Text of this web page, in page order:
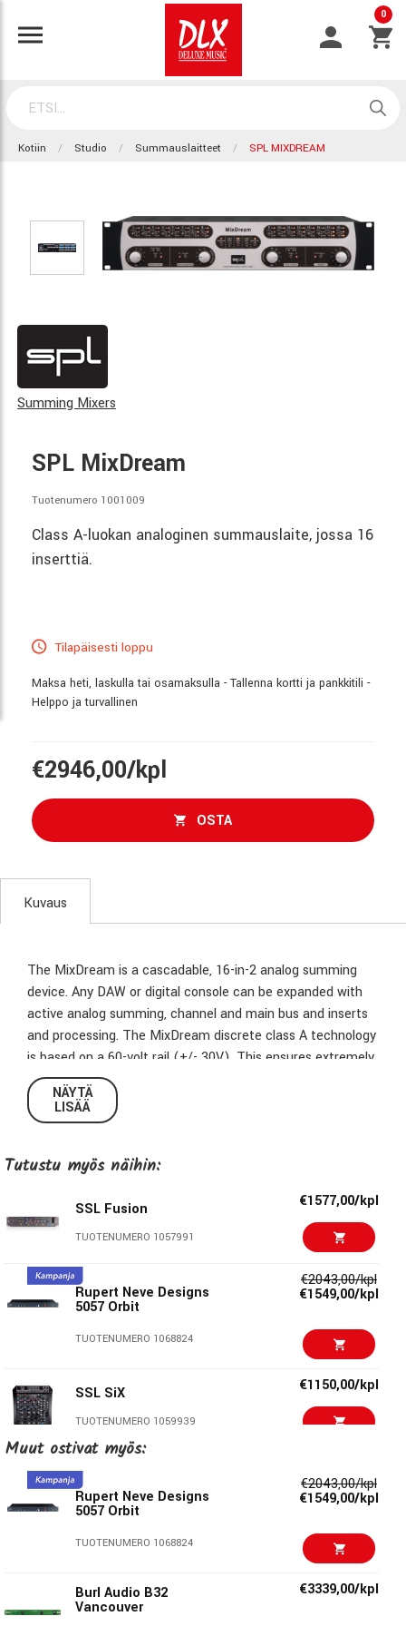
0
Kotiin Studio Summauslaitteet SPL MIXDREAM
Summing Mixers
SPL MixDream
Tuotenumero 1001009
Class A-luokan analoginen summauslaite, jossa 16
inserttiä.
Tilapäisesti loppu
Maksa heti, laskulla tai osamaksulla - Tallenna kortti ja pankkitili -
Helppo ja turvallinen
€2946,00/kpl
OSTA
Kuvaus
The MixDream is a cascadable, 16-in-2 analog summing
device. Any DAW or digital console can be expanded with
active analog summing, channel and main bus and inserts
and processing. The MixDream discrete class A technology
is based on a 60-volt rail (+/- 30V). This ensures extremely
high slew rates, low noise level of -97dBu (A-weighted, all
channels active) and a dynamic range of over 125dB. Thus
the MixDream outperforms the technical level of the best
NÄYTÄ
LISÄÄ
Tutustu myös näihin:
SSL Fusion
TUOTENUMERO 1057991
€1577,00/kpl
Rupert Neve Designs
5057 Orbit
TUOTENUMERO 1068824
€2043,00/kpl
€1549,00/kpl
SSL SiX
TUOTENUMERO 1059939
€1150,00/kpl
SSL Fusion Violet EQ
TUOTENUMERO 1078433
D16 Group Tekturon €69,00/kpl
Muut ostivat myös:
Rupert Neve Designs
5057 Orbit
TUOTENUMERO 1068824
€2043,00/kpl
€1549,00/kpl
Burl Audio B32
Vancouver
€3339,00/kpl